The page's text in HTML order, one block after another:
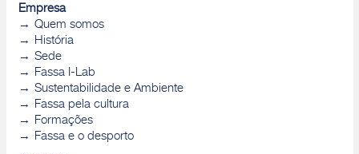
Empresa
Quem somos
História
Sede
Fassa I-Lab
Sustentabilidade e Ambiente
Fassa pela cultura
Formações
Fassa e o desporto